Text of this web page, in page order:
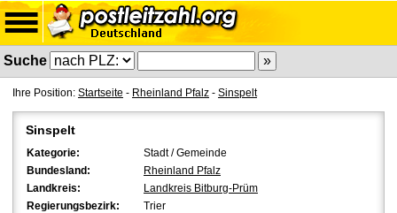
Suche
Ihre Position: Startseite - Rheinland Pfalz - Sinspelt
Sinspelt
Kategorie:
Stadt / Gemeinde
Bundesland:
Rheinland Pfalz
Landkreis:
Landkreis Bitburg-Prüm
Regierungsbezirk:
Trier